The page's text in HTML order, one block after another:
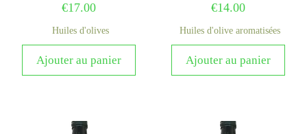
€17.00
Huiles d'olives
Ajouter au panier
€14.00
Huiles d'olive aromatisées
Ajouter au panier